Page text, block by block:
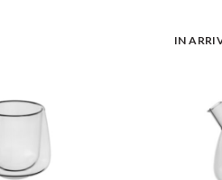
IN